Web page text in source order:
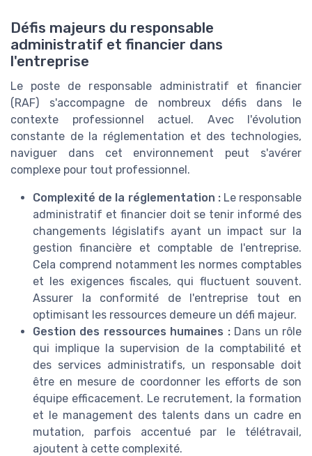
Défis majeurs du responsable
administratif et financier dans
l'entreprise
Le poste de responsable administratif et financier
(RAF) s'accompagne de nombreux défis dans le
contexte professionnel actuel. Avec l'évolution
constante de la réglementation et des technologies,
naviguer dans cet environnement peut s'avérer
complexe pour tout professionnel.
Complexité de la réglementation :Le responsable
administratif et financier doit se tenir informé des
changements législatifs ayant un impact sur la
gestion financière et comptable de l'entreprise.
Cela comprend notamment les normes comptables
et les exigences fiscales, qui fluctuent souvent.
Assurer la conformité de l'entreprise tout en
optimisant les ressources demeure un défi majeur.
Gestion des ressources humaines :Dans un rôle
qui implique la supervision de la comptabilité et
des services administratifs, un responsable doit
être en mesure de coordonner les efforts de son
équipe efficacement. Le recrutement, la formation
et le management des talents dans un cadre en
mutation, parfois accentué par le télétravail,
ajoutent à cette complexité.